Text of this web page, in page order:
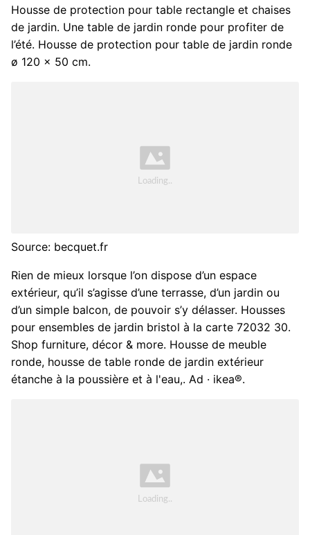
Housse de protection pour table rectangle et chaises
de jardin. Une table de jardin ronde pour profiter de
l’été. Housse de protection pour table de jardin ronde
ø 120 x 50 cm.
Source: becquet.fr
Rien de mieux lorsque l’on dispose d’un espace
extérieur, qu’il s’agisse d’une terrasse, d’un jardin ou
d’un simple balcon, de pouvoir s’y délasser. Housses
pour ensembles de jardin bristol à la carte 72032 30.
Shop furniture, décor & more. Housse de meuble
ronde, housse de table ronde de jardin extérieur
étanche à la poussière et à l'eau,. Ad · ikea®.